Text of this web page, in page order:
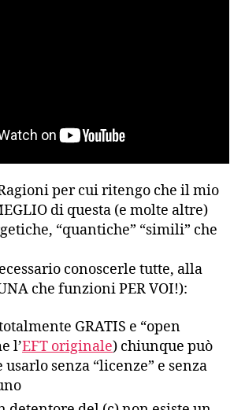
per cui ritengo che il mio
di questa (e molte altre)
“quantiche” “simili” che
conoscerle tutte, alla
che funzioni PER VOI!):
GRATIS e “open
l’EFT originale) chiunque può
senza “licenze” e senza